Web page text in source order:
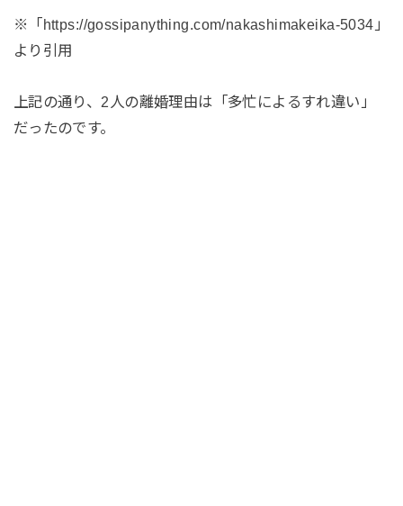
※「https://gossipanything.com/nakashimakeika-5034」
より引用
上記の通り、2人の離婚理由は「多忙によるすれ違い」
だったのです。